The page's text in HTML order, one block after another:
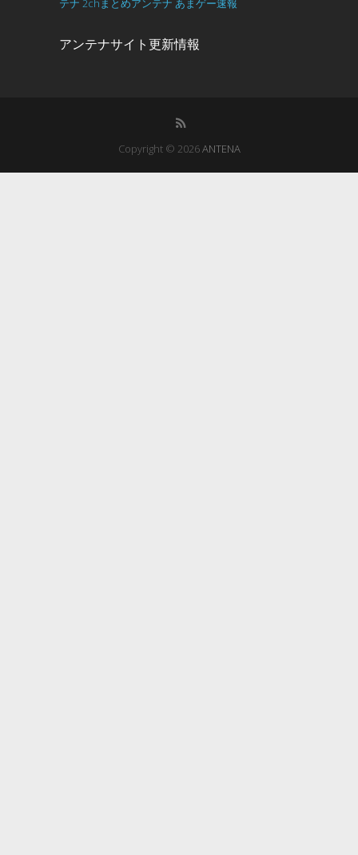
テナ 2chまとめアンテナ あまゲー速報
アンテナサイト更新情報
Copyright © 2026ANTENA